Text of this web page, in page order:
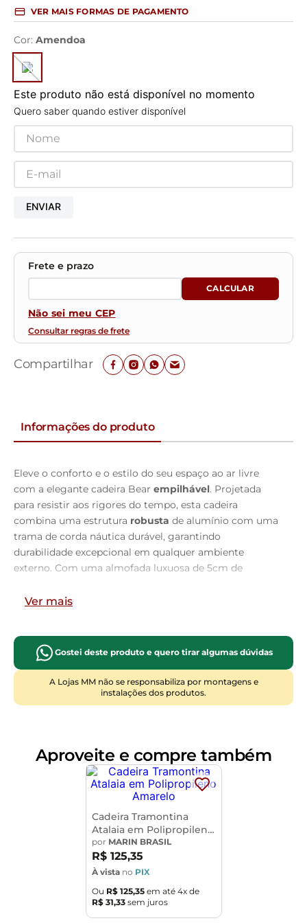
VER MAIS FORMAS DE PAGAMENTO
Cor: Amendoa
Este produto não está disponível no momento
Quero saber quando estiver disponível
ENVIAR
Não sei meu CEP
Consultar regras de frete
Compartilhar
Informações do produto
Eleve o conforto e o estilo do seu espaço ao ar livre
com a elegante cadeira Bear empilhável. Projetada
para resistir aos rigores do tempo, esta cadeira
combina uma estrutura robusta de alumínio com uma
trama de corda náutica durável, garantindo
durabilidade excepcional em qualquer ambiente
externo. Com uma almofada luxuosa de 5cm de
esta cadeira oferece um assento
organização e armazenamento quando não estiver em
uso, otimizando o espaço disponível em sua área
externa. Perfeitamente adequada para áreas de
piscinas, varandas, jardins e terraços, a cadeira Bear é a
com a cadeira Bear empilhável. Garanta a sua hoje
mesmo e desfrute de momentos inesquecíveis ao ar
Dimensões do Produto:
: 63cm
Caracteriaticas do Produto:
Em alumínio
Ver mais
Gostei deste produto e quero tirar algumas dúvidas
A Lojas MM não se responsabiliza por montagens e
instalações dos produtos.
Aproveite e compre também
Cadeira Tramontina
Atalaia em Polipropileno
Amarelo
por MARIN BRASIL
R$ 125,35
À vistano PIX
Ou R$ 125,35em até 4x de
R$ 31,33sem juros